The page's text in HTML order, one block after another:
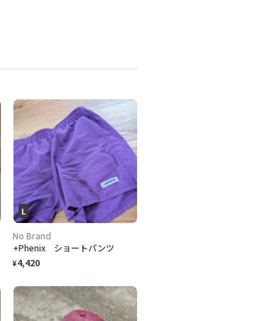
L
No Brand
+Phenix ショートパンツ
¥4,420